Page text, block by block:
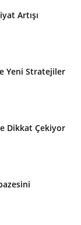
Artışı
Yeni Stratejiler
Dikkat Çekiyor